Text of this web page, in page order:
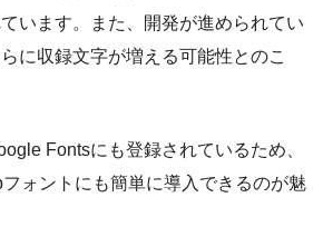
います。また、開発が進められてい
に収録文字が増える可能性とのこ
Fontsにも登録されているため、
ォントにも簡単に導入できるのが魅